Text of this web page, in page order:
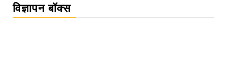
विज्ञापन बॉक्स